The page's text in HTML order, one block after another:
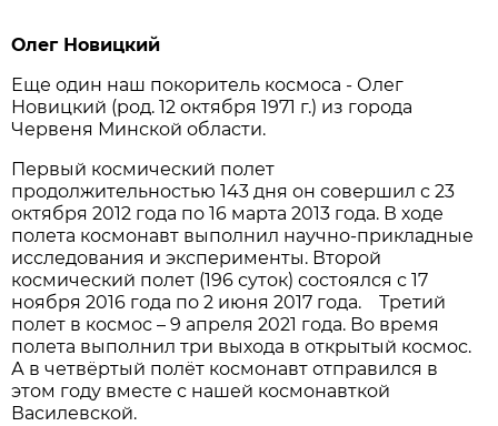
Олег Новицкий
Еще один наш покоритель космоса - Олег
Новицкий (род. 12 октября 1971 г.) из города
Червеня Минской области.
Первый космический полет
продолжительностью 143 дня он совершил с 23
октября 2012 года по 16 марта 2013 года. В ходе
полета космонавт выполнил научно-прикладные
исследования и эксперименты. Второй
космический полет (196 суток) состоялся с 17
ноября 2016 года по 2 июня 2017 года. Третий
полет в космос – 9 апреля 2021 года. Во время
полета выполнил три выхода в открытый космос.
А в четвёртый полёт космонавт отправился в
этом году вместе с нашей космонавткой
Василевской.